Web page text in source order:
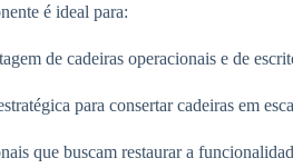
é ideal para:
de cadeiras operacionais e de
para consertar cadeiras em
que buscam restaurar a